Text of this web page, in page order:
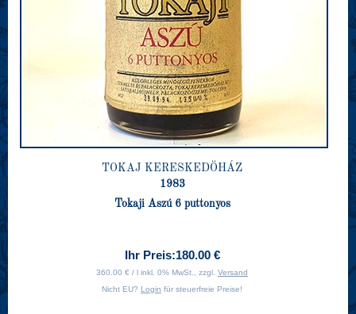
TOKAJ KERESKEDÖHÁZ
1983
Tokaji Aszú 6 puttonyos
Ihr Preis:180.00 €
360.00 € / l inkl. 0% MwSt., zzgl. Versand
Nicht EU? Login für steuerfreie Preise!